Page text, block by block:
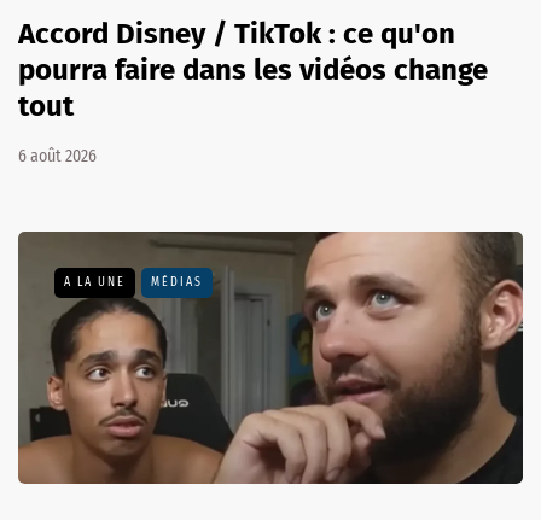
Accord Disney / TikTok : ce qu'on
pourra faire dans les vidéos change
tout
6 août 2026
A LA UNE MÉDIAS